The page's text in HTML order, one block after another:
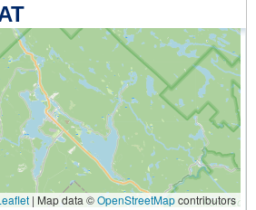
| Map data ©OpenStreetMapcontributors